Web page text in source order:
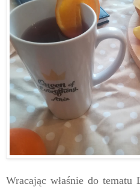
Wracając właśnie do